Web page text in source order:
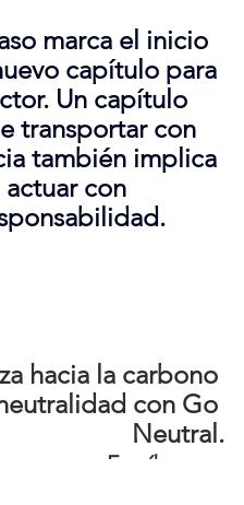
marca el inicio
capítulo para
Un capítulo
transportar con
también implica
actuar con
hacia la carbono
con Go
Neutral.
Escríbenos: